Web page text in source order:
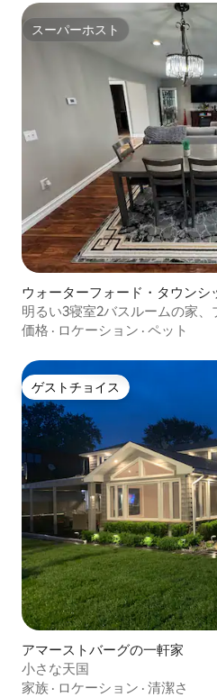
スーパーホスト
スーパーホスト
ウォーターフォード・タウンシ
明るい3寝室2バスルームの家、
価格 · ロケーション · ペット
ゲストチョイス
ゲストチョイス
アマーストバーグの一軒家
小さな天国
家族 · ロケーション · 清潔さ